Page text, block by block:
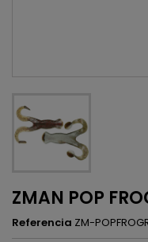
ZMAN POP
Referencia ZM-